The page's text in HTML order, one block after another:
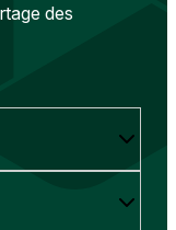
des